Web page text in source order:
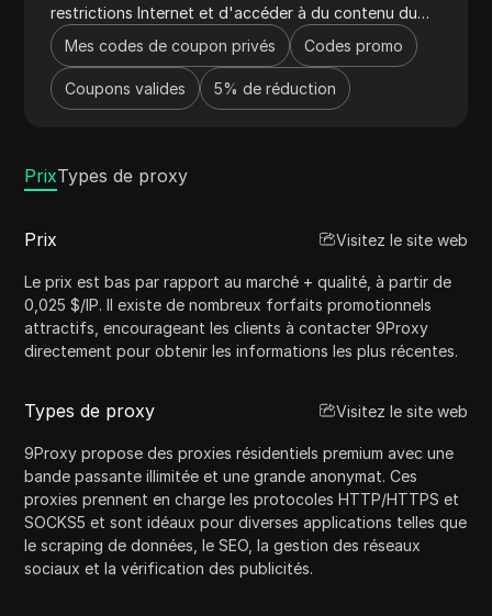
restrictions Internet et d'accéder à du contenu du
monde entier. Il offre une sécurité renforcée, une
facilité d'utilisation et est idéal pour la recherche de
marché et l'accès à du contenu restreint.
Mes codes de coupon privés Codes promo
Coupons valides 5% de réduction
PrixTypes de proxy
Prix Visitez le site web
Le prix est bas par rapport au marché + qualité, à partir de
0,025 $/IP. Il existe de nombreux forfaits promotionnels
attractifs, encourageant les clients à contacter 9Proxy
directement pour obtenir les informations les plus récentes.
Types de proxy Visitez le site web
9Proxy propose des proxies résidentiels premium avec une
bande passante illimitée et une grande anonymat. Ces
proxies prennent en charge les protocoles HTTP/HTTPS et
SOCKS5 et sont idéaux pour diverses applications telles que
le scraping de données, le SEO, la gestion des réseaux
sociaux et la vérification des publicités.